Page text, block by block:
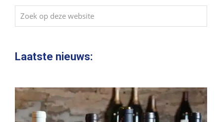
Zoek
op
website
Laatste nieuws: